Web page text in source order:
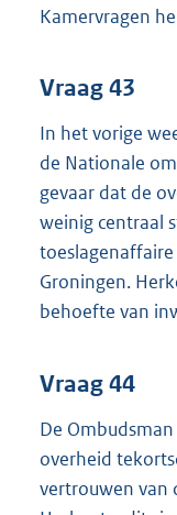
Kamervragen
Vraag 43
In het vorige
de Nationale
gevaar dat de
weinig centraal
Groningen.
behoefte van
Vraag 44
De
overheid
vertrouwen van